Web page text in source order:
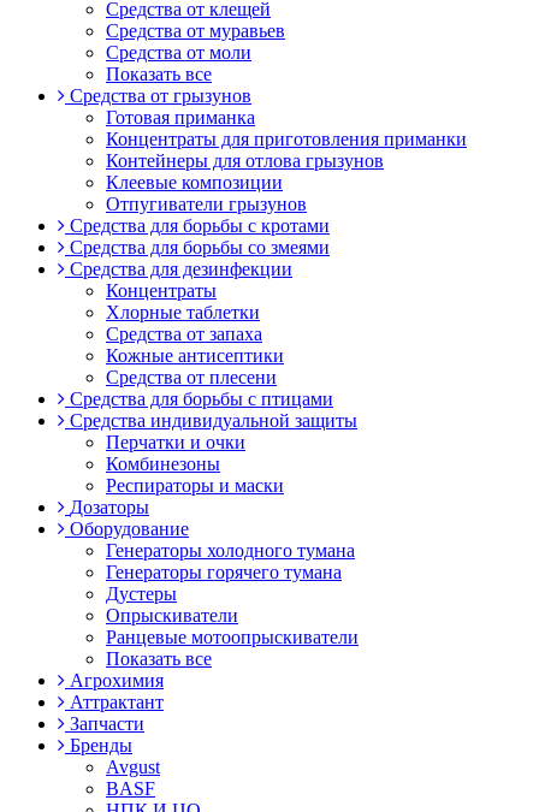
Средства от клещей
Средства от муравьев
Средства от моли
Показать все
Средства от грызунов
Готовая приманка
Концентраты для приготовления приманки
Контейнеры для отлова грызунов
Клеевые композиции
Отпугиватели грызунов
Средства для борьбы с кротами
Средства для борьбы со змеями
Средства для дезинфекции
Концентраты
Хлорные таблетки
Средства от запаха
Кожные антисептики
Средства от плесени
Средства для борьбы с птицами
Средства индивидуальной защиты
Перчатки и очки
Комбинезоны
Респираторы и маски
Дозаторы
Оборудование
Генераторы холодного тумана
Генераторы горячего тумана
Дустеры
Опрыскиватели
Ранцевые мотоопрыскиватели
Показать все
Агрохимия
Аттрактант
Запчасти
Бренды
Avgust
BASF